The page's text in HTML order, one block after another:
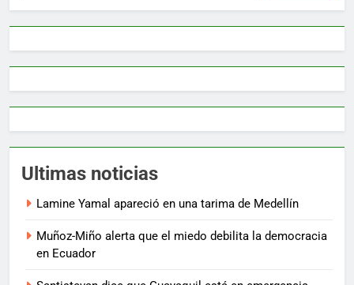
Ultimas noticias
Lamine Yamal apareció en una tarima de Medellín
Muñoz-Miño alerta que el miedo debilita la democracia
en Ecuador